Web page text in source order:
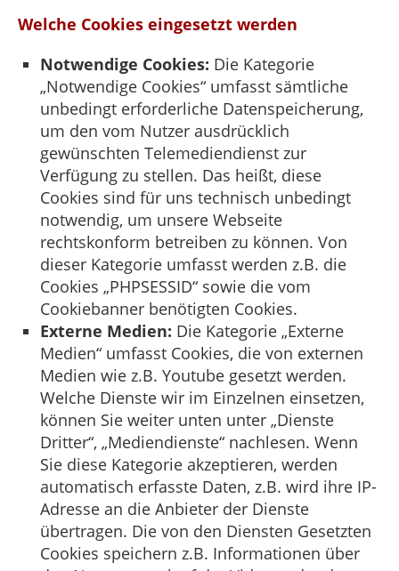
Welche Cookies eingesetzt werden
Notwendige Cookies: Die Kategorie
„Notwendige Cookies“ umfasst sämtliche
unbedingt erforderliche Datenspeicherung,
um den vom Nutzer ausdrücklich
gewünschten Telemediendienst zur
Verfügung zu stellen. Das heißt, diese
Cookies sind für uns technisch unbedingt
notwendig, um unsere Webseite
rechtskonform betreiben zu können. Von
dieser Kategorie umfasst werden z.B. die
Cookies „PHPSESSID“ sowie die vom
Cookiebanner benötigten Cookies.
Externe Medien: Die Kategorie „Externe
Medien“ umfasst Cookies, die von externen
Medien wie z.B. Youtube gesetzt werden.
Welche Dienste wir im Einzelnen einsetzen,
können Sie weiter unten unter „Dienste
Dritter“, „Mediendienste“ nachlesen. Wenn
Sie diese Kategorie akzeptieren, werden
automatisch erfasste Daten, z.B. wird ihre IP-
Adresse an die Anbieter der Dienste
übertragen. Die von den Diensten Gesetzten
Cookies speichern z.B. Informationen über